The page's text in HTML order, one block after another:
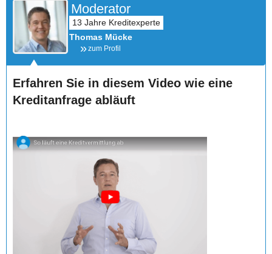
Moderator
Thomas Mücke
zum Profil
Erfahren Sie in diesem Video wie eine
Kreditanfrage abläuft